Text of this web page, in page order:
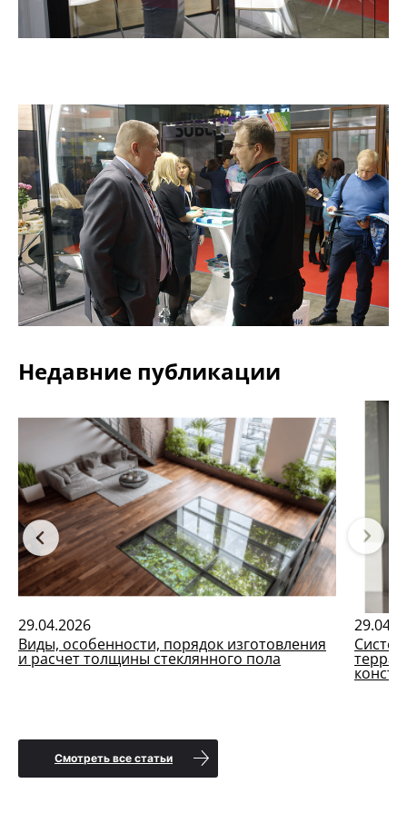
Недавние публикации
29.04.2026
Виды, особенности, порядок изготовления
и расчет толщины стеклянного пола
Смотреть все статьи